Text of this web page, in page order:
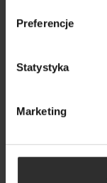
Preferencje
Statystyka
Marketing
Nowy